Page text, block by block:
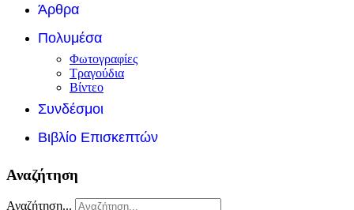
Άρθρα
Πολυμέσα
Φωτογραφίες
Τραγούδια
Βίντεο
Συνδέσμοι
Βιβλίο Επισκεπτών
Αναζήτηση
Αναζήτηση...